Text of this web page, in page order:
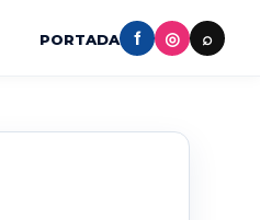
PORTADA f ◎ ⌕